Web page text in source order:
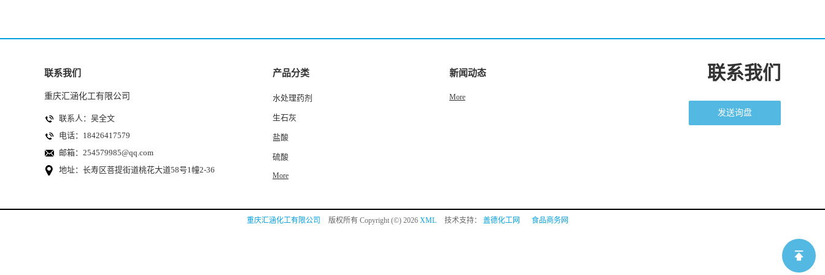
联系我们
重庆汇涵化工有限公司
联系人：吴全文
电话：18426417579
邮箱： 254579985@qq.com
地址：长寿区菩提街道桃花大道58号1幢2-36
产品分类
水处理药剂
生石灰
盐酸
硫酸
More
新闻动态
More
联系我们
发送询盘
重庆汇涵化工有限公司 版权所有 Copyright (©) 2026 XML 技术支持： 盖德化工网 食品商务网